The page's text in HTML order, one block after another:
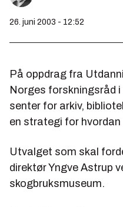
26. juni 2003 - 12:52
På oppdrag fra
Norges forskningsråd
senter for arkiv,
en strategi for
Utvalget som skal
direktør Yngve Astrup
skogbruksmuseum.